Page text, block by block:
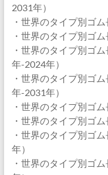
2031年）
・世界のタイプ別ゴ
・世界のタイプ別ゴ
・世界のタイプ別ゴ
年-2024年）
・世界のタイプ別ゴ
年-2031年）
・世界のタイプ別ゴ
・世界のタイプ別ゴ
・世界のタイプ別ゴ
年）
・世界のタイプ別ゴ